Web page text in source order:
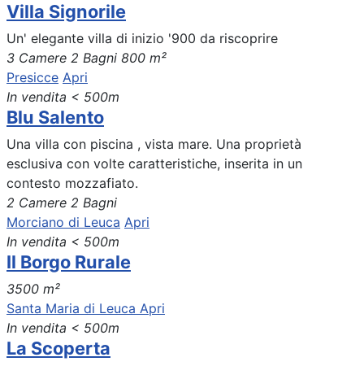
Villa Signorile
Un' elegante villa di inizio '900 da riscoprire
3 Camere 2 Bagni 800 m²
Presicce Apri
In vendita < 500m
Blu Salento
Una villa con piscina , vista mare. Una proprietà
esclusiva con volte caratteristiche, inserita in un
contesto mozzafiato.
2 Camere 2 Bagni
Morciano di Leuca Apri
In vendita < 500m
Il Borgo Rurale
3500 m²
Santa Maria di Leuca Apri
In vendita < 500m
La Scoperta